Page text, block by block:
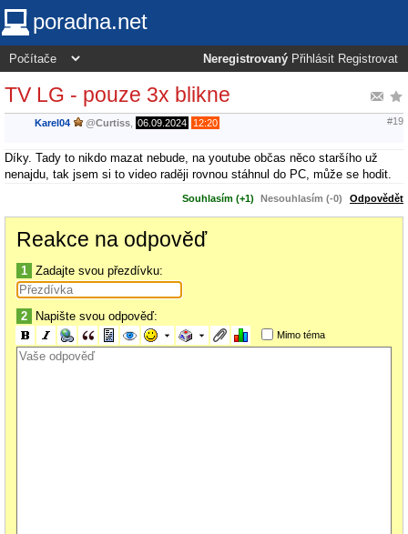
poradna.net
Neregistrovaný Přihlásit Registrovat
TV LG - pouze 3x blikne
Karel04 @Curtiss 06.09.2024 12:20 #19
Díky. Tady to nikdo mazat nebude, na youtube občas něco staršího už
nenajdu, tak jsem si to video raději rovnou stáhnul do PC, může se hodit.
Souhlasím (+1) Nesouhlasím (-0) Odpovědět
Reakce na odpověď
1 Zadajte svou přezdívku:
2 Napište svou odpověď:
Mimo téma